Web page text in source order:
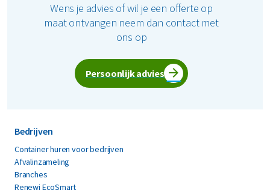
Wens je advies of wil je een offerte op
maat ontvangen neem dan contact met
ons op
Persoonlijk advies
Bedrijven
Container huren voor bedrijven
Afvalinzameling
Branches
Renewi EcoSmart